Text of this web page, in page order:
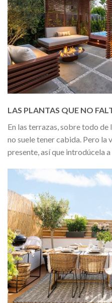
LAS PLANTAS QUE NO
En las terrazas, sobre todo de
no suele tener cabida. Pero la
presente, así que introdúcela